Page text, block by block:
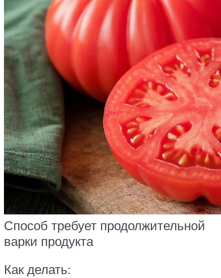
Способ требует продолжительной
варки продукта
Как делать: